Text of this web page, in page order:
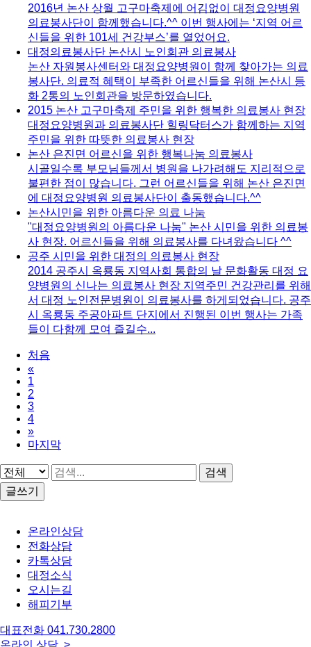
2016년 논산 상월 고구마축제에 어김없이 대정요양병원
의료봉사단이 함께했습니다.^^ 이번 행사에는 ‘지역 어르
신들을 위한 101세 건강부스’를 열었어요.
대정의료봉사단 논산시 노인회관 의료봉사
논산 자원봉사센터와 대정요양병원이 함께 찾아가는 의료
봉사단. 의료적 혜택이 부족한 어르신들을 위해 논산시 등
화 2통의 노인회관을 방문하였습니다.
2015 논산 고구마축제 주민을 위한 행복한 의료봉사 현장
대정요양병원과 의료봉사단 힐링닥터스가 함께하는 지역
주민을 위한 따뜻한 의료봉사 현장
논산 은진면 어르신을 위한 행복나눔 의료봉사
시골일수록 부모님들께서 병원을 나가려해도 지리적으로
불편한 점이 많습니다. 그런 어르신들을 위해 논산 은진면
에 대정요양병원 의료봉사단이 출동했습니다.^^
논산시민을 위한 아름다운 의료 나눔
"대정요양병원의 아름다운 나눔" 논산 시민을 위한 의료봉
사 현장. 어르신들을 위해 의료봉사를 다녀왔습니다 ^^
공주 시민을 위한 대정의 의료봉사 현장
2014 공주시 옥룡동 지역사회 통합의 날 문화활동 대정 요
양병원의 신나는 의료봉사 현장 지역주민 건강관리를 위해
서 대정 노인전문병원이 의료봉사를 하게되었습니다. 공주
시 옥룡동 주공아파트 단지에서 진행된 이번 행사는 가족
들이 다함께 모여 즐길수...
처음
«
1
2
3
4
»
마지막
검색
글쓰기
온라인상담
전화상담
카톡상담
대정소식
오시는길
해피기부
대표전화 041.730.2800
온라인 상담 >